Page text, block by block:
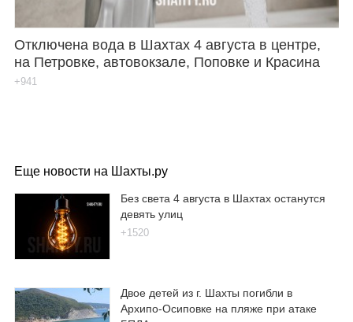
Отключена вода в Шахтах 4 августа в центре,
на Петровке, автовокзале, Поповке и Красина
+941
Еще новости на Шахты.ру
Без света 4 августа в Шахтах останутся
девять улиц
+1520
Двое детей из г. Шахты погибли в
Архипо-Осиповке на пляже при атаке